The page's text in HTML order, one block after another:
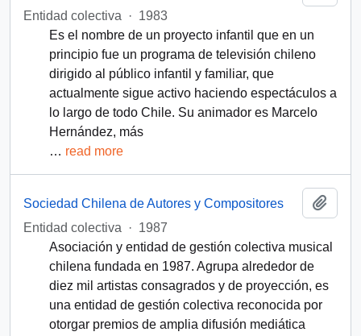
Entidad colectiva
· 1983
Es el nombre de un proyecto infantil que en un
principio fue un programa de televisión chileno
dirigido al público infantil y familiar, que
actualmente sigue activo haciendo espectáculos a
lo largo de todo Chile. Su animador es Marcelo
Hernández, más
… read more
Sociedad Chilena de Autores y Compositores
Entidad colectiva
· 1987
Asociación y entidad de gestión colectiva musical
chilena fundada en 1987. Agrupa alrededor de
diez mil artistas consagrados y de proyección, es
una entidad de gestión colectiva reconocida por
otorgar premios de amplia difusión mediática